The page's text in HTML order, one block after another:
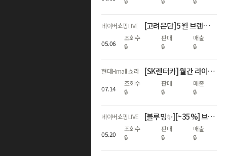
네이버쇼핑LIVE [고려은단] 5월 브랜드데이🌻가정의 달 특집🎁
05.06
조회수
🔒
판매
🔒
매출
🔒
현대Hmall 쇼라 [SK렌터카] 월간 라이브🩷 첫달 렌탈료 무료 혜택
07.14
조회수
🔒
판매
🔒
매출
🔒
네이버쇼핑LIVE [블루밍✨][~35%] 브리오신 주방세제 LIVE 단독+수세미 증정🔥
05.20
조회수
🔒
판매
🔒
매출
🔒